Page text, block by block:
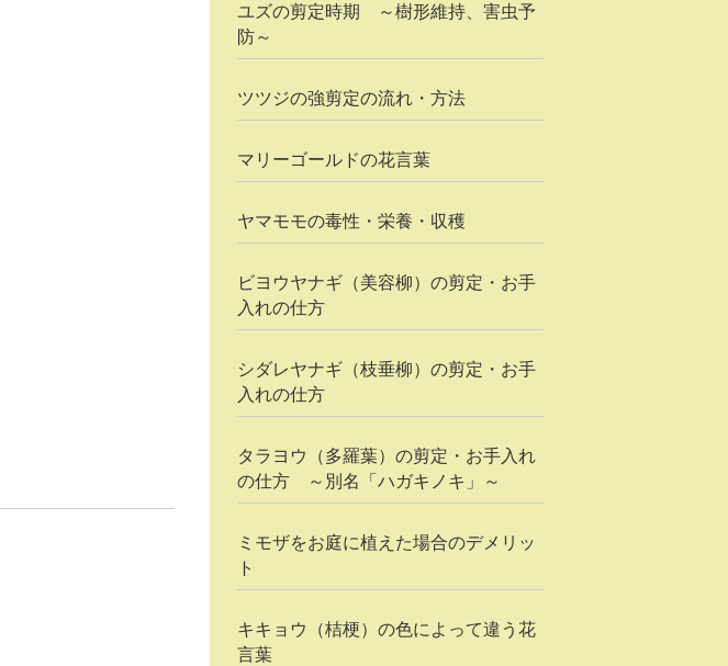
ユズの剪定時期 ～樹形維持、害虫予
防～
ツツジの強剪定の流れ・方法
マリーゴールドの花言葉
ヤマモモの毒性・栄養・収穫
ビヨウヤナギ（美容柳）の剪定・お手
入れの仕方
シダレヤナギ（枝垂柳）の剪定・お手
入れの仕方
タラヨウ（多羅葉）の剪定・お手入れ
の仕方 ～別名「ハガキノキ」～
ミモザをお庭に植えた場合のデメリッ
ト
キキョウ（桔梗）の色によって違う花
言葉